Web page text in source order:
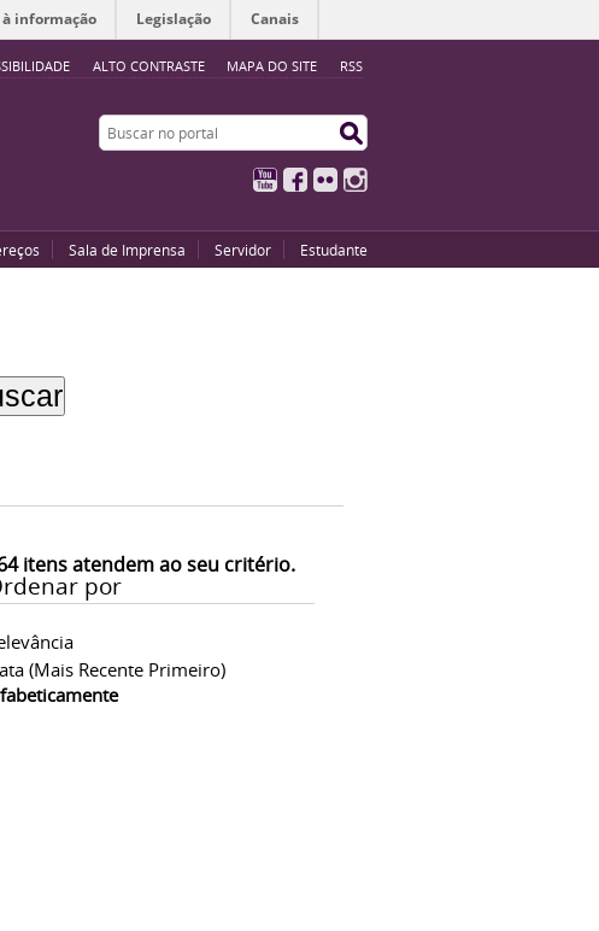
ALTO CONTRASTE MAPA DO SITE RSS
à informação Legislação Canais
Buscar no portal
YouTubeFacebook
Flickr
Sala de Imprensa Servidor Estudante
itens atendem ao seu critério.
por
(mais Recente Primeiro)